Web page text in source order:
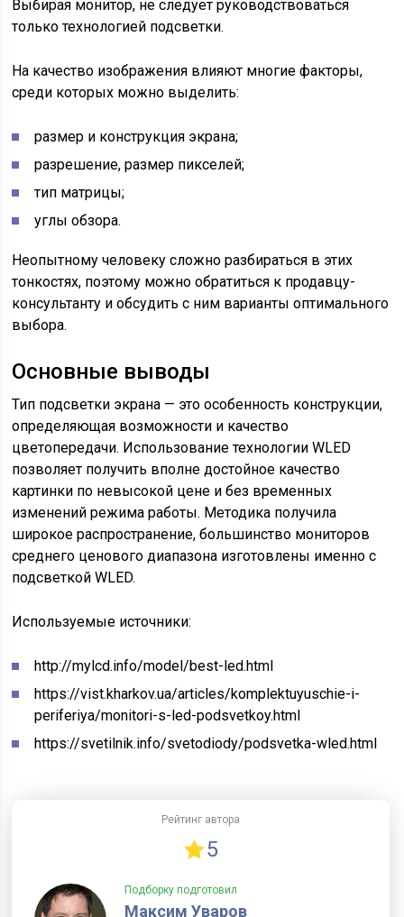
Выбирая монитор, не следует руководствоваться
только технологией подсветки.
На качество изображения влияют многие факторы,
среди которых можно выделить:
размер и конструкция экрана;
разрешение, размер пикселей;
тип матрицы;
углы обзора.
Неопытному человеку сложно разбираться в этих
тонкостях, поэтому можно обратиться к продавцу-
консультанту и обсудить с ним варианты оптимального
выбора.
Основные выводы
Тип подсветки экрана — это особенность конструкции,
определяющая возможности и качество
цветопередачи. Использование технологии WLED
позволяет получить вполне достойное качество
картинки по невысокой цене и без временных
изменений режима работы. Методика получила
широкое распространение, большинство мониторов
среднего ценового диапазона изготовлены именно с
подсветкой WLED.
Используемые источники:
http://mylcd.info/model/best-led.html
https://vist.kharkov.ua/articles/komplektuyuschie-i-
periferiya/monitori-s-led-podsvetkoy.html
https://svetilnik.info/svetodiody/podsvetka-wled.html
Рейтинг автора
5
Подборку подготовил
Максим Уваров